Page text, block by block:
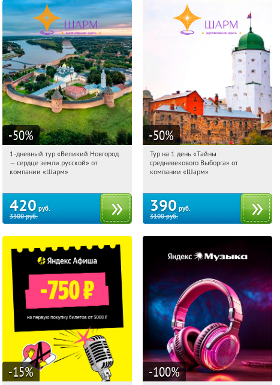
-50%
09:32:18 Купили:22
Достоевская
1-дневный тур «Великий Новгород
— сердце земли русской» от
компании «Шарм»
420 руб.
3300руб.
-50%
09:32:18
Достоевская
Тур на 1 день «Тайны
средневекового Выборга» от
компании «Шарм»
390 руб.
3100руб.
-15% -100%